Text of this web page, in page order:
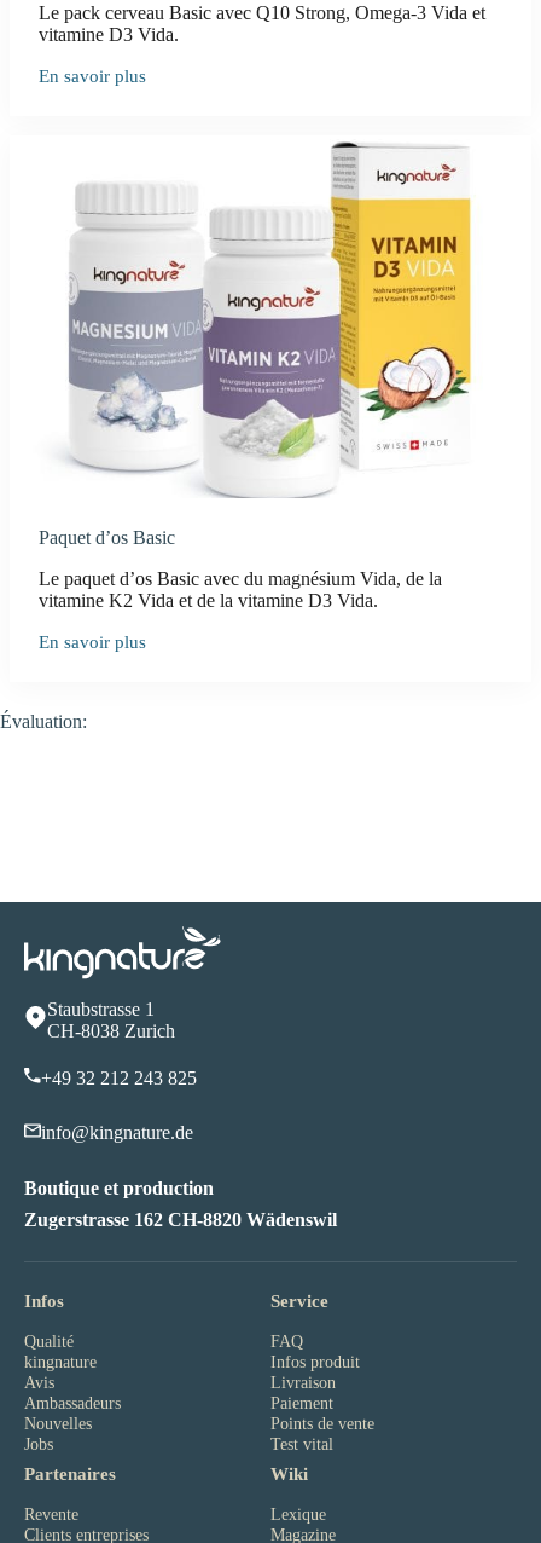
Le pack cerveau Basic avec Q10 Strong, Omega-3 Vida et
vitamine D3 Vida.
En savoir plus
Paquet d’os Basic
Le paquet d’os Basic avec du magnésium Vida, de la
vitamine K2 Vida et de la vitamine D3 Vida.
En savoir plus
Évaluation:
Staubstrasse 1
CH-8038 Zurich
+49 32 212 243 825
info@kingnature.de
Boutique et production
Zugerstrasse 162 CH-8820 Wädenswil
Infos
Qualité
kingnature
Avis
Ambassadeurs
Nouvelles
Jobs
Service
FAQ
Infos produit
Livraison
Paiement
Points de vente
Test vital
Partenaires
Revente
Clients entreprises
Wiki
Lexique
Magazine